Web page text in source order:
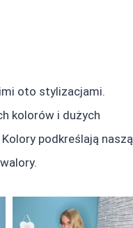
oto stylizacjami.
kolorów i dużych
podkreślają naszą